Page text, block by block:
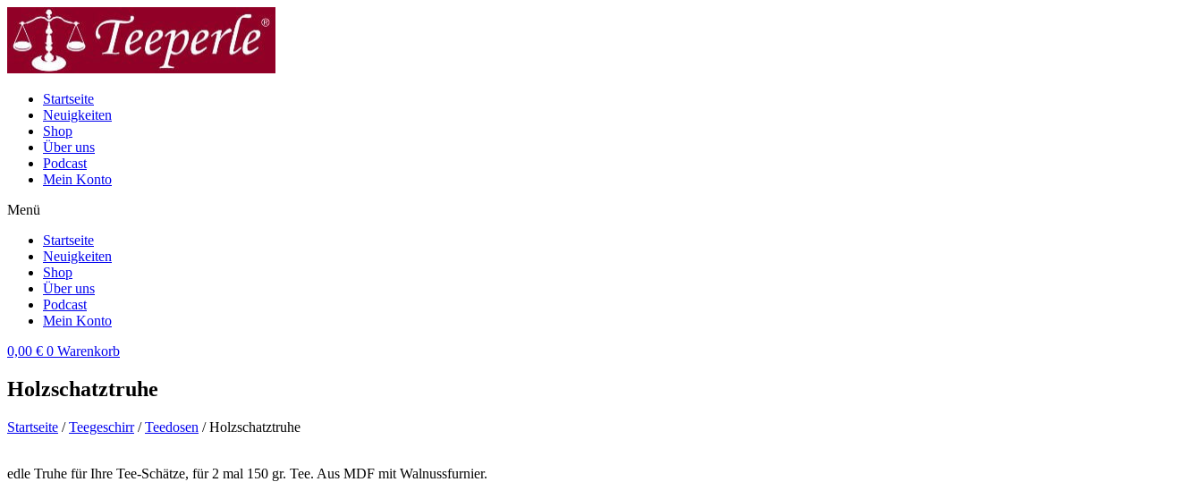
Inhalt
wechseln
Startseite
Neuigkeiten
Shop
Über uns
Podcast
Mein Konto
Menü
Startseite
Neuigkeiten
Shop
Über uns
Podcast
Mein Konto
0,00 € 0 Warenkorb
Holzschatztruhe
Startseite /Teegeschirr/Teedosen / Holzschatztruhe
edle Truhe für Ihre Tee-Schätze, für 2 mal 150 gr. Tee. Aus MDF mit Walnussfurnier.